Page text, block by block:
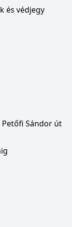
és védjegy
Petőfi Sándor út